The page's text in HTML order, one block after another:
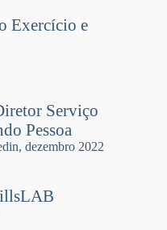
Exercício e
Serviço
Pessoa
dezembro 2022